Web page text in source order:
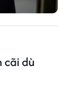
cãi dù